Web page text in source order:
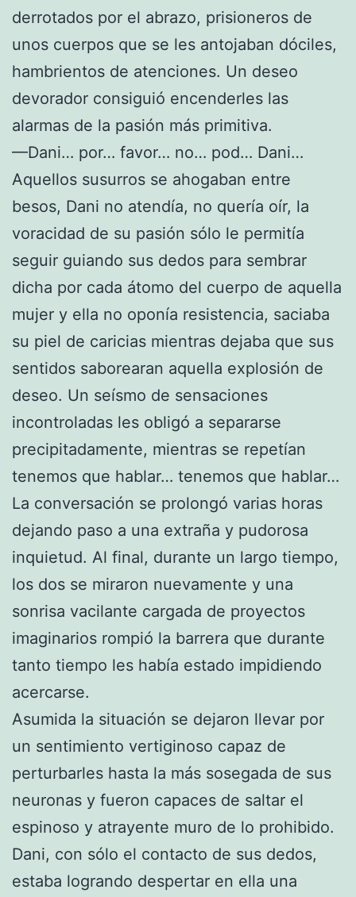
derrotados por el abrazo, prisioneros de
unos cuerpos que se les antojaban dóciles,
hambrientos de atenciones. Un deseo
devorador consiguió encenderles las
alarmas de la pasión más primitiva.
—Dani… por… favor… no… pod… Dani…
Aquellos susurros se ahogaban entre
besos, Dani no atendía, no quería oír, la
voracidad de su pasión sólo le permitía
seguir guiando sus dedos para sembrar
dicha por cada átomo del cuerpo de aquella
mujer y ella no oponía resistencia, saciaba
su piel de caricias mientras dejaba que sus
sentidos saborearan aquella explosión de
deseo. Un seísmo de sensaciones
incontroladas les obligó a separarse
precipitadamente, mientras se repetían
tenemos que hablar… tenemos que hablar…
La conversación se prolongó varias horas
dejando paso a una extraña y pudorosa
inquietud. Al final, durante un largo tiempo,
los dos se miraron nuevamente y una
sonrisa vacilante cargada de proyectos
imaginarios rompió la barrera que durante
tanto tiempo les había estado impidiendo
acercarse.
Asumida la situación se dejaron llevar por
un sentimiento vertiginoso capaz de
perturbarles hasta la más sosegada de sus
neuronas y fueron capaces de saltar el
espinoso y atrayente muro de lo prohibido.
Dani, con sólo el contacto de sus dedos,
estaba logrando despertar en ella una